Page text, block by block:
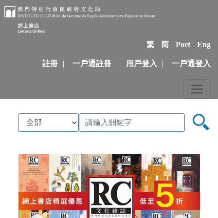
繁 简 Port Eng
註冊 | 一戶通註冊 | 用戶登入 | 一戶通登入